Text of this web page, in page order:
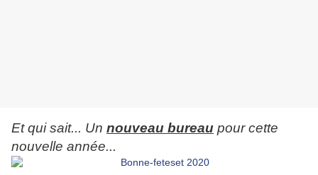
Et qui sait... Un nouveau bureau pour cette
nouvelle année...